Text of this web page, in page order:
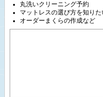
丸洗いクリーニング予約
マットレスの選び方を知りた
オーダーまくらの作成など